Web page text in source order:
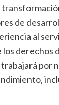
de
al
derechos
por